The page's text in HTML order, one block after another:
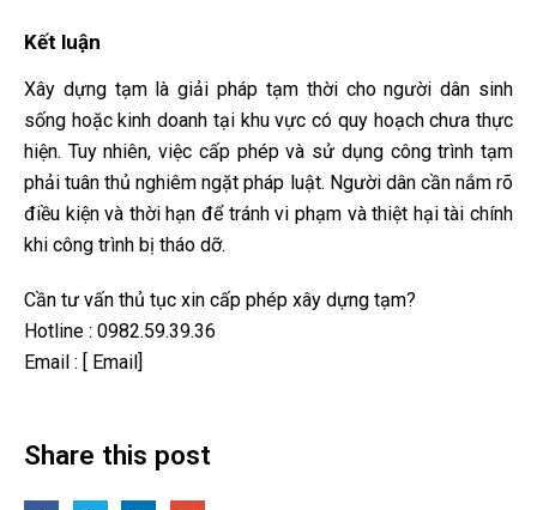
Kết luận
Xây dựng tạm là giải pháp tạm thời cho người dân sinh
sống hoặc kinh doanh tại khu vực có quy hoạch chưa thực
hiện. Tuy nhiên, việc cấp phép và sử dụng công trình tạm
phải tuân thủ nghiêm ngặt pháp luật. Người dân cần nắm rõ
điều kiện và thời hạn để tránh vi phạm và thiệt hại tài chính
khi công trình bị tháo dỡ.
Cần tư vấn thủ tục xin cấp phép xây dựng tạm?
Hotline : 0982.59.39.36
Email : [ Email]
Share this post